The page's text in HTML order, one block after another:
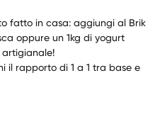
fatto in casa: aggiungi al Brik
oppure un 1kg di yogurt
artigianale!
il rapporto di 1 a 1 tra base e